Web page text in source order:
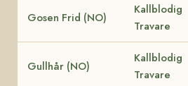
Gosen Frid (NO)
Kallblodig
Travare
Gullhår (NO)
Kallblodig
Travare